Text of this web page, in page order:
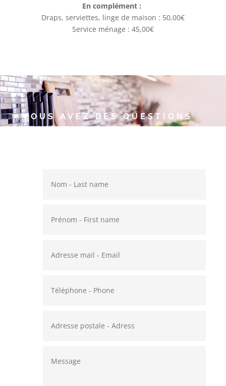
En complément :
Draps, serviettes, linge de maison : 50,00€
Service ménage : 45,00€
VOUS AVEZ DES QUESTIONS
?